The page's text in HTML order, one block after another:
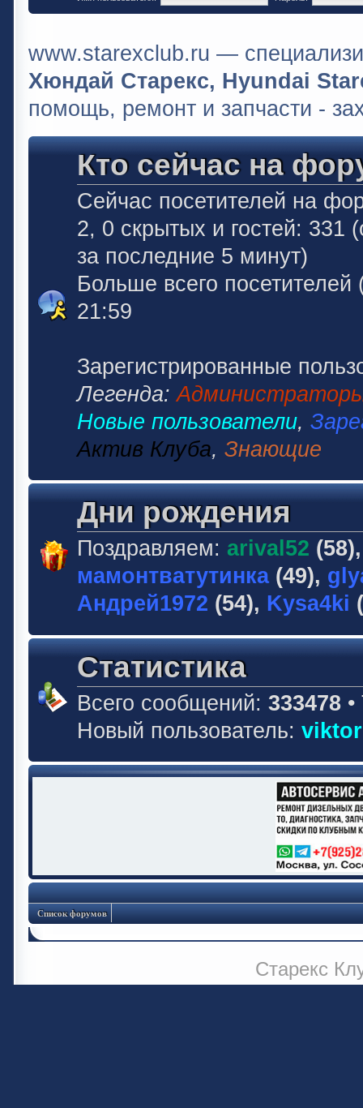
www.starexclub.ru —
Хюндай Старекс, Hyundai
помощь, ремонт и запчасти -
Кто сейчас на
Сейчас посетителей на
2, 0 скрытых и гостей: 331
за последние 5 минут)
Больше всего посетителей
21:59
Зарегистрированные
Легенда:
Новые пользователи,
Актив Клуба, Знающие
Дни рождения
Поздравляем: arival52
мамонтватутинка(49),
Андрей1972 (54), Kysa4ki
Статистика
Всего сообщений: 333478
Новый пользователь:
Список форумов
Старекс